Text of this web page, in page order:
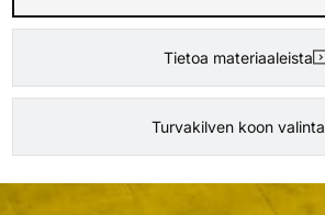
Tietoa materiaaleista
Turvakilven koon valinta